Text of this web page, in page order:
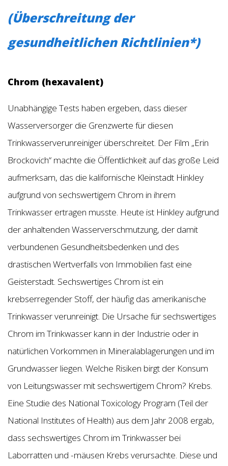
(Überschreitung der
gesundheitlichen Richtlinien*)
Chrom (hexavalent)
Unabhängige Tests haben ergeben, dass dieser
Wasserversorger die Grenzwerte für diesen
Trinkwasserverunreiniger überschreitet. Der Film „Erin
Brockovich“ machte die Öffentlichkeit auf das große Leid
aufmerksam, das die kalifornische Kleinstadt Hinkley
aufgrund von sechswertigem Chrom in ihrem
Trinkwasser ertragen musste. Heute ist Hinkley aufgrund
der anhaltenden Wasserverschmutzung, der damit
verbundenen Gesundheitsbedenken und des
drastischen Wertverfalls von Immobilien fast eine
Geisterstadt. Sechswertiges Chrom ist ein
krebserregender Stoff, der häufig das amerikanische
Trinkwasser verunreinigt. Die Ursache für sechswertiges
Chrom im Trinkwasser kann in der Industrie oder in
natürlichen Vorkommen in Mineralablagerungen und im
Grundwasser liegen. Welche Risiken birgt der Konsum
von Leitungswasser mit sechswertigem Chrom? Krebs.
Eine Studie des National Toxicology Program (Teil der
National Institutes of Health) aus dem Jahr 2008 ergab,
dass sechswertiges Chrom im Trinkwasser bei
Laborratten und -mäusen Krebs verursachte. Diese und